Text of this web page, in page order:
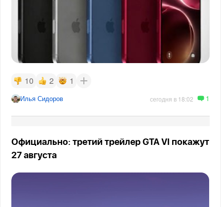
10 2 1
Илья Сидоров сегодня в 18:02 1
Официально: третий трейлер GTA VI покажут
27 августа